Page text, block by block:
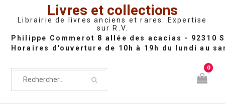
Livres et collections
Librairie de livres anciens et rares. Expertise
sur R.V.
0